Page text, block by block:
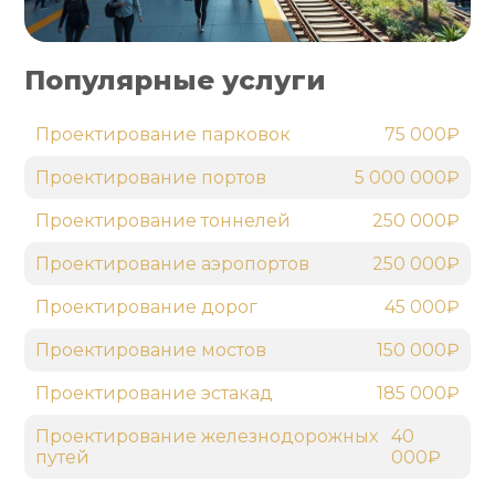
Популярные услуги
Проектирование парковок 75 000₽
Проектирование портов 5 000 000₽
Проектирование тоннелей 250 000₽
Проектирование аэропортов 250 000₽
Проектирование дорог 45 000₽
Проектирование мостов 150 000₽
Проектирование эстакад 185 000₽
Проектирование железнодорожных
путей
40
000₽